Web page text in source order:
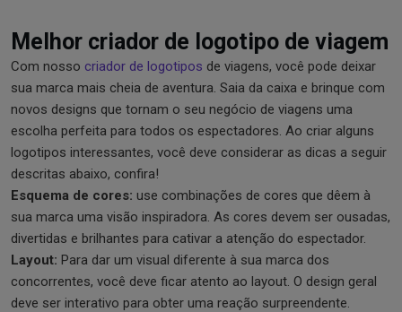
Melhor criador de logotipo de viagem
Com nosso criador de logotipos de viagens, você pode deixar
sua marca mais cheia de aventura. Saia da caixa e brinque com
novos designs que tornam o seu negócio de viagens uma
escolha perfeita para todos os espectadores. Ao criar alguns
logotipos interessantes, você deve considerar as dicas a seguir
descritas abaixo, confira!
Esquema de cores: use combinações de cores que dêem à
sua marca uma visão inspiradora. As cores devem ser ousadas,
divertidas e brilhantes para cativar a atenção do espectador.
Layout: Para dar um visual diferente à sua marca dos
concorrentes, você deve ficar atento ao layout. O design geral
deve ser interativo para obter uma reação surpreendente.